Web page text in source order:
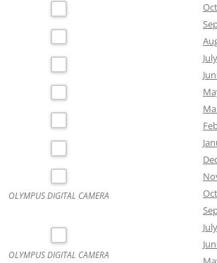
OLYMPUS DIGITAL CAMERA
OLYMPUS DIGITAL CAMERA